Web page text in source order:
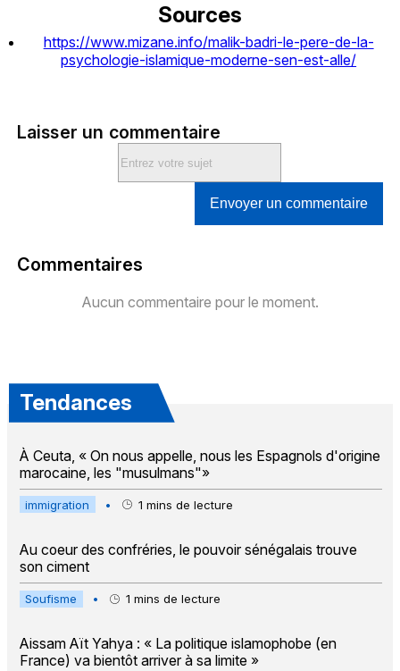
Sources
https://www.mizane.info/malik-badri-le-pere-de-la-
psychologie-islamique-moderne-sen-est-alle/
Laisser un commentaire
Envoyer un commentaire
Commentaires
Aucun commentaire pour le moment.
Tendances
À Ceuta, « On nous appelle, nous les Espagnols d'origine
marocaine, les "musulmans"»
immigration • 1 mins de lecture
Au coeur des confréries, le pouvoir sénégalais trouve
son ciment
Soufisme • 1 mins de lecture
Aissam Aït Yahya : « La politique islamophobe (en
France) va bientôt arriver à sa limite »